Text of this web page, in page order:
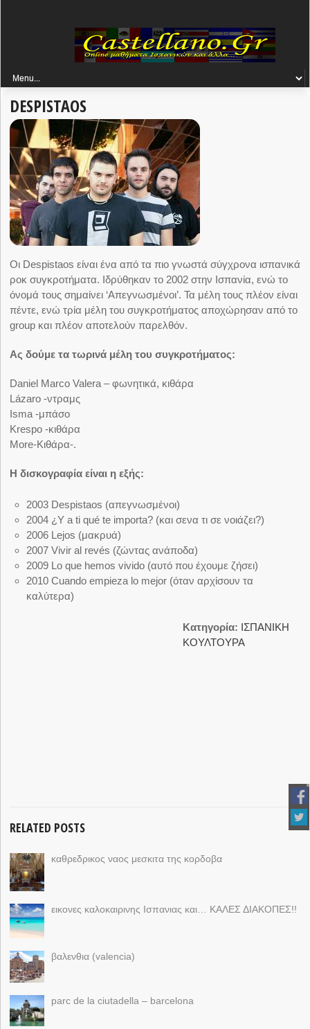
DESPISTAOS
Οι Despistaos είναι ένα από τα πιο γνωστά σύγχρονα ισπανικά
ροκ συγκροτήματα. Ιδρύθηκαν το 2002 στην Ισπανία, ενώ το
όνομά τους σημαίνει ‘Απεγνωσμένοι’. Τα μέλη τους πλέον είναι
πέντε, ενώ τρία μέλη του συγκροτήματος αποχώρησαν από το
group και πλέον αποτελούν παρελθόν.
Ας δούμε τα τωρινά μέλη του συγκροτήματος:
Daniel Marco Valera – φωνητικά, κιθάρα
Lázaro -ντραμς
Isma -μπάσο
Krespo -κιθάρα
More-Κιθάρα-.
Η δισκογραφία είναι η εξής:
2003 Despistaos (απεγνωσμένοι)
2004 ¿Y a ti qué te importa? (και σενα τι σε νοιάζει?)
2006 Lejos (μακρυά)
2007 Vivir al revés (ζώντας ανάποδα)
2009 Lo que hemos vivido (αυτό που έχουμε ζήσει)
2010 Cuando empieza lo mejor (όταν αρχίσουν τα
καλύτερα)
Κατηγορία: ΙΣΠΑΝΙΚΗ
ΚΟΥΛΤΟΥΡΑ
RELATED POSTS
καθρεδρικος ναος μεσκιτα της κορδοβα
εικονες καλοκαιρινης Ισπανιας και… ΚΑΛΕΣ ΔΙΑΚΟΠΕΣ!!
βαλενθια (valencia)
parc de la ciutadella – barcelona